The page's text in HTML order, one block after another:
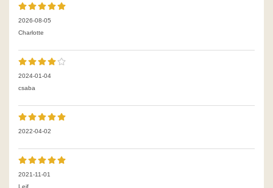
2026-08-05
Charlotte
2024-01-04
csaba
2022-04-02
2021-11-01
Leif